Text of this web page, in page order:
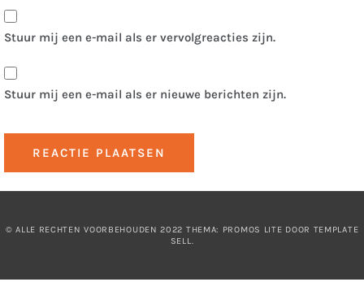
Stuur mij een e-mail als er vervolgreacties zijn.
Stuur mij een e-mail als er nieuwe berichten zijn.
© ALLE RECHTEN VOORBEHOUDEN 2022 THEMA: PROMOS LITE DOOR TEMPLATE
SELL